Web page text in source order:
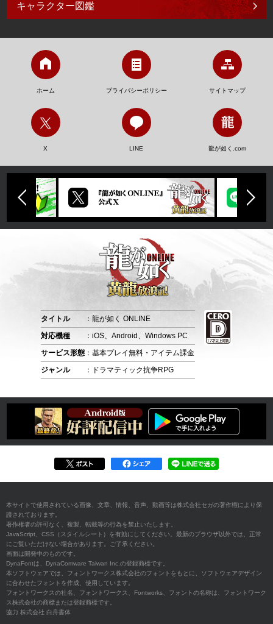
キャラクター図鑑
ホーム プライバシーポリシー サイトマップ
X LINE 龍が如く.com
タイトル
：龍が如く ONLINE
対応機種
：iOS、Android、Windows PC
サービス形態 ：基本プレイ無料・アイテム課金
ジャンル
：ドラマティック抗争RPG
本サイトで使用されている画像、文章、情報、音声、動画等は株式会社セガの著作権により保
護されております。
著作権者の許可なく、複製、転載等の行為を禁止いたします。
JavaScript、CSS（スタイルシート）を有効にしてください。最新のブラウザ以外では、正常
にご覧いただけない場合があります。ご了承ください。
画面は開発中のものです。
DynaFontは、DynaComware Taiwan Inc.の登録商標です。
本ソフトウェアでは、フォントワークス株式会社のフォントをもとに、ソフトウェアデザイン
に合わせたフォントを作成、使用しています。
フォントワークスの社名、フォントワークス、Fontworks、フォントの名称は、フォントワーク
ス株式会社の商標または登録商標です。
協力 株式会社 白舟書体